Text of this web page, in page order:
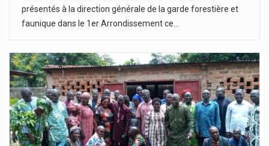
présentés à la direction générale de la garde forestière et
faunique dans le 1er Arrondissement ce…